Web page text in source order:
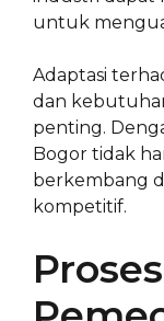
untuk
Adaptasi
dan
penting.
Bogor tidak
berkembang
kompetitif.